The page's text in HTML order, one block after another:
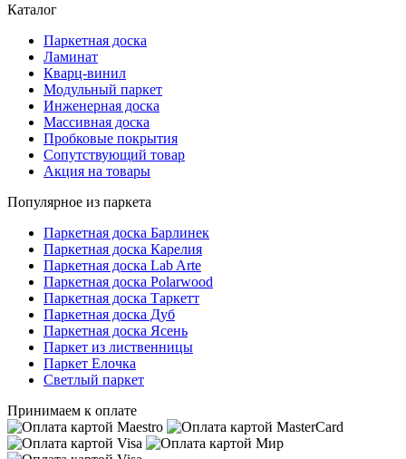
Каталог
Паркетная доска
Ламинат
Кварц-винил
Модульный паркет
Инженерная доска
Массивная доска
Пробковые покрытия
Сопутствующий товар
Акция на товары
Популярное из паркета
Паркетная доска Барлинек
Паркетная доска Карелия
Паркетная доска Lab Arte
Паркетная доска Polarwood
Паркетная доска Таркетт
Паркетная доска Дуб
Паркетная доска Ясень
Паркет из лиственницы
Паркет Елочка
Светлый паркет
Принимаем к оплате